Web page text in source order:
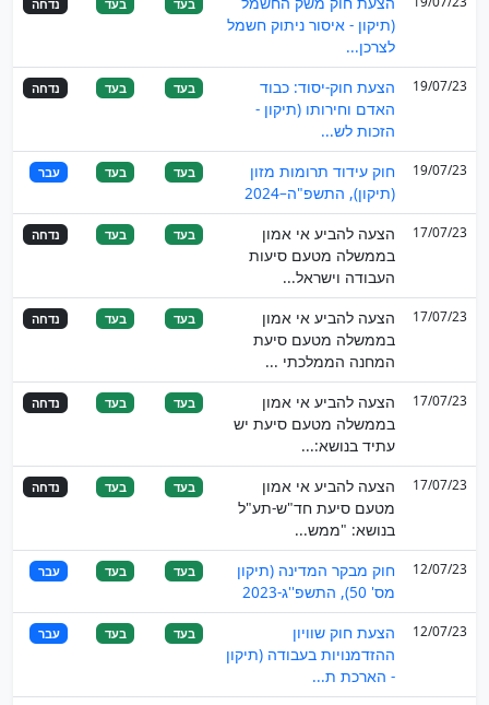
(תיקון - איסור ניתוק חשמל
לצרכן...
בעד בעד נדחה
19/07/23
הצעת חוק-יסוד: כבוד
האדם וחירותו (תיקון -
הזכות לש...
בעד בעד נדחה
19/07/23
חוק עידוד תרומות מזון
(תיקון), התשפ"ה–2024
בעד בעד עבר
17/07/23
הצעה להביע אי אמון
בממשלה מטעם סיעות
העבודה וישראל...
בעד בעד נדחה
17/07/23
הצעה להביע אי אמון
בממשלה מטעם סיעת
המחנה הממלכתי ...
בעד בעד נדחה
17/07/23
הצעה להביע אי אמון
בממשלה מטעם סיעת יש
עתיד בנושא:...
בעד בעד נדחה
17/07/23
הצעה להביע אי אמון
מטעם סיעת חד"ש-תע"ל
בנושא: "ממש...
בעד בעד נדחה
12/07/23
חוק מבקר המדינה (תיקון
מס' 50), התשפ''ג-2023
בעד בעד עבר
12/07/23
הצעת חוק שוויון
ההזדמנויות בעבודה (תיקון
- הארכת ת...
בעד בעד עבר